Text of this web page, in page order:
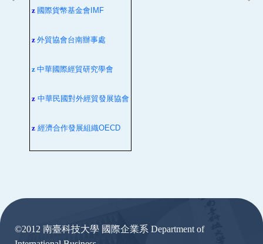
z 國際貨幣基金會 IMF
z 外貿協會台南辦事處
z 中華國際經貿研究學會
z 中華民國對外經貿發展協會
z 經濟合作發展組織OECD
©2012 南臺科技大學 國際企業系 Department of